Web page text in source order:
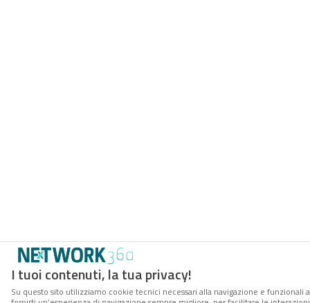
I tuoi contenuti, la tua privacy!
Su questo sito utilizziamo cookie tecnici necessari alla navigazione e